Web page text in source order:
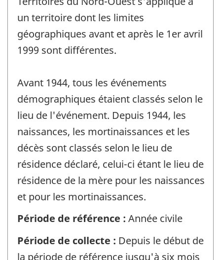
un territoire dont les limites
géographiques avant et après le 1er avril
1999 sont différentes.
Avant 1944, tous les événements
démographiques étaient classés selon le
lieu de l'événement. Depuis 1944, les
naissances, les mortinaissances et les
décès sont classés selon le lieu de
résidence déclaré, celui-ci étant le lieu de
résidence de la mère pour les naissances
et pour les mortinaissances.
Période de référence : Année civile
Période de collecte : Depuis le début de
la période de référence jusqu'à six mois